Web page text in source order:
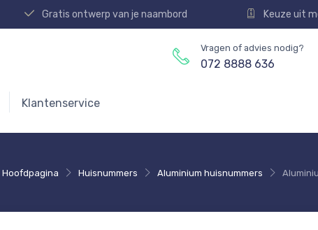
Gratis ontwerp van je naambord Keuze uit
Vragen of advies nodig?
072 8888 636
Klantenservice
Hoofdpagina Huisnummers Aluminium huisnummers